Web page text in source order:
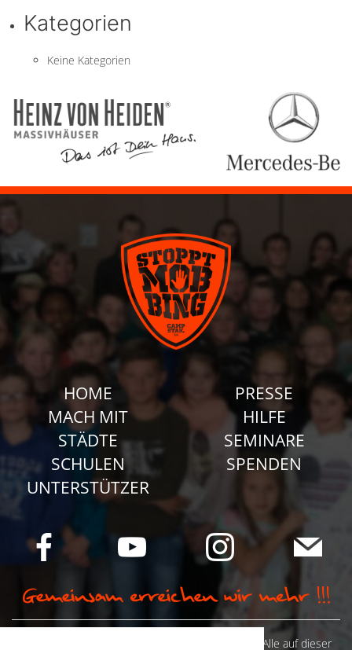
Kategorien
Keine Kategorien
HOME
MACH MIT
STÄDTE
SCHULEN
UNTERSTÜTZER
PRESSE
HILFE
SEMINARE
SPENDEN
© Camp Stahl e.V. 2026 alle Rechte vorbehalten: Alle auf dieser